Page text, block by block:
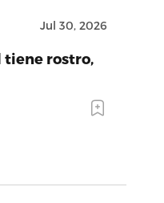
Jul 30, 2026
tiene rostro,